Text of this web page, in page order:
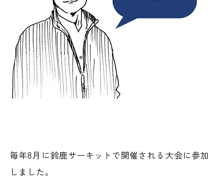
毎年8月に鈴鹿サーキットで開催される大会に参加
しました。